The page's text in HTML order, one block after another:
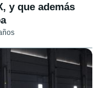
y que además